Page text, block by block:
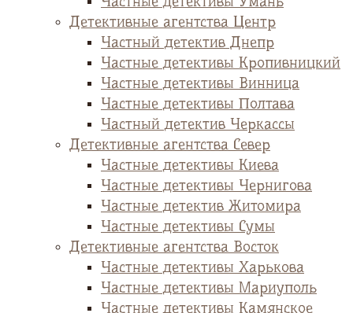
Детективные агентства Центр
Частный детектив Днепр
Частные детективы Кропивницкий
Частные детективы Винница
Частные детективы Полтава
Частный детектив Черкассы
Детективные агентства Север
Частные детективы Киева
Частные детективы Чернигова
Частные детектив Житомира
Частные детективы Сумы
Детективные агентства Восток
Частные детективы Харькова
Частные детективы Мариуполь
Частные детективы Камянское